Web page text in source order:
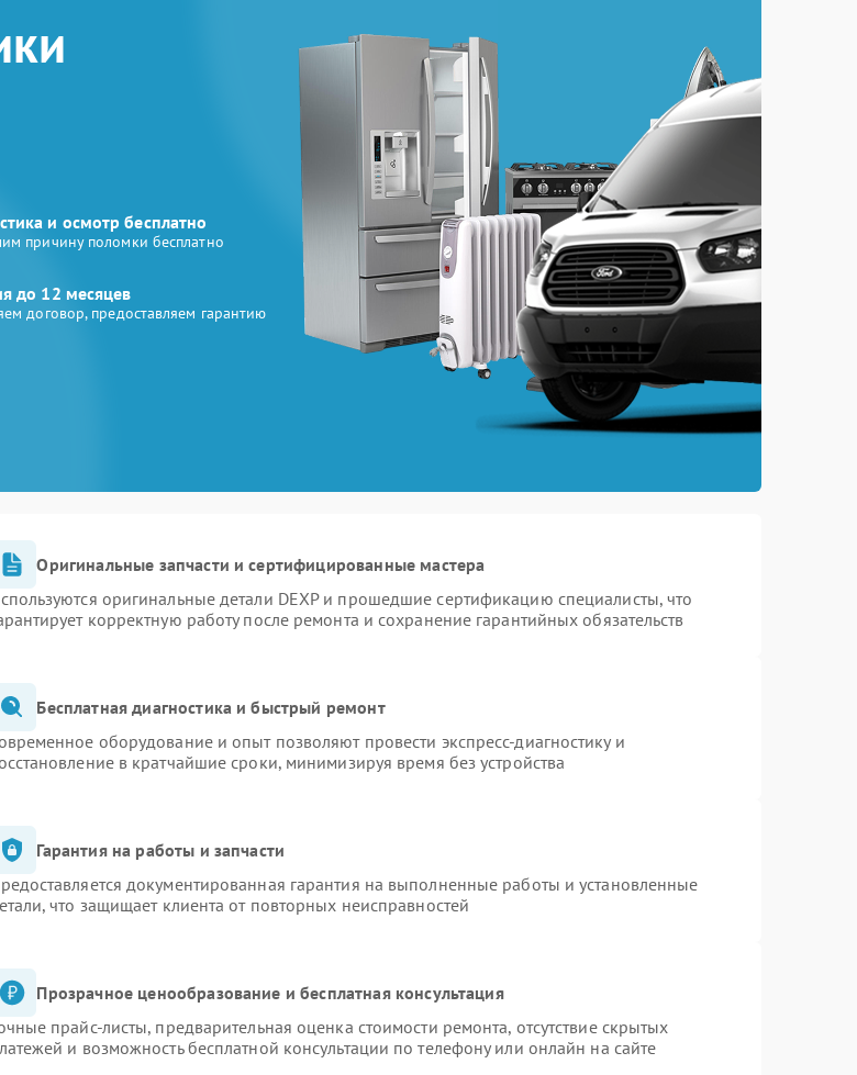
и осмотр бесплатно
причину поломки бесплатно
до 12 месяцев
договор, предоставляем гарантию
Оригинальные запчасти и сертифицированные мастера
оригинальные детали DEXP и прошедшие сертификацию специалисты, что
корректную работу после ремонта и сохранение гарантийных обязательств
Бесплатная диагностика и быстрый ремонт
оборудование и опыт позволяют провести экспресс-диагностику и
в кратчайшие сроки, минимизируя время без устройства
Гарантия на работы и запчасти
документированная гарантия на выполненные работы и установленные
что защищает клиента от повторных неисправностей
Прозрачное ценообразование и бесплатная консультация
прайс-листы, предварительная оценка стоимости ремонта, отсутствие скрытых
и возможность бесплатной консультации по телефону или онлайн на сайте